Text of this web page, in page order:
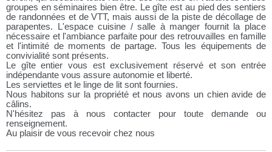
groupes en séminaires bien être. Le gîte est au pied des sentiers
de randonnées et de VTT, mais aussi de la piste de décollage de
parapentes. L'espace cuisine / salle à manger fournit la place
nécessaire et l'ambiance parfaite pour des retrouvailles en famille
et l'intimité de moments de partage. Tous les équipements de
convivialité sont présents.
Le gîte entier vous est exclusivement réservé et son entrée
indépendante vous assure autonomie et liberté.
Les serviettes et le linge de lit sont fournies.
Nous habitons sur la propriété et nous avons un chien avide de
câlins.
N'hésitez pas à nous contacter pour toute demande ou
renseignement.
Au plaisir de vous recevoir chez nous